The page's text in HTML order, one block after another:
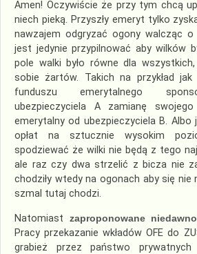
Amen! Oczywiście że przy tym chcą
niech pieką. Przyszły emeryt tylko
nawzajem odgryzać ogony walcząc
jest jedynie przypilnować aby wilków
pole walki było równe dla
sobie żartów. Takich na przykład jak
funduszu emerytalnego
ubezpieczyciela A zamianę
emerytalny od ubezpieczyciela B. Albo
opłat na sztucznie wysokim
spodziewać że wilki nie będą z tego
ale raz czy dwa strzelić z bicza nie
chodziły wtedy na ogonach aby się
szmal tutaj chodzi.
Natomiast zaproponowane niedawno
Pracy przekazanie wkładów OFE do
grabież przez państwo prywatnych